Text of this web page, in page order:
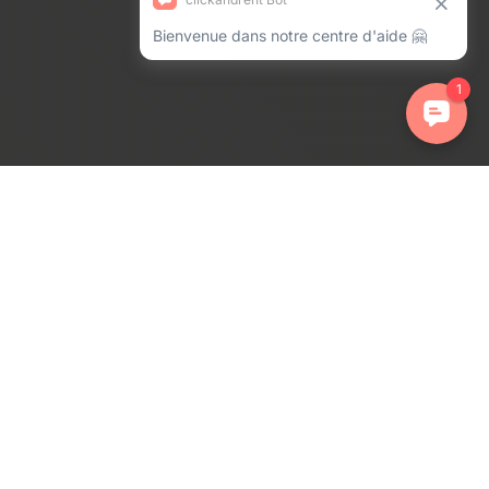
Personnalisez vos préférences pour contrôler la manière dont